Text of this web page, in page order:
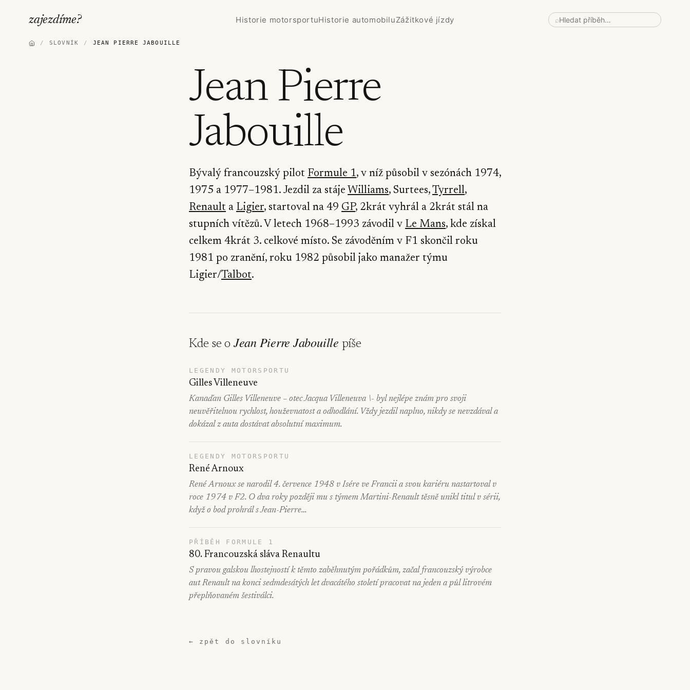
zajezdíme? Historie motorsportuHistorie automobiluZážitkové jízdy ⌕
/ SLOVNÍK / JEAN PIERRE JABOUILLE
Jean Pierre
Jabouille
Bývalý francouzský pilot Formule 1, v níž působil v sezónách 1974,
1975 a 1977–1981. Jezdil za stáje Williams, Surtees,Tyrrell,
Renault a Ligier, startoval na 49 GP, 2krát vyhrál a 2krát stál na
stupních vítězů. V letech 1968–1993 závodil v Le Mans, kde získal
celkem 4krát 3. celkové místo. Se závoděním v F1 skončil roku
1981 po zranění, roku 1982 působil jako manažer týmu
Ligier/Talbot.
Kde se o Jean Pierre Jabouille píše
LEGENDY MOTORSPORTU
Gilles Villeneuve
Kanaďan Gilles Villeneuve – otec Jacqua Villeneuva \- byl nejlépe znám pro svoji
neuvěřitelnou rychlost, houževnatost a odhodlání. Vždy jezdil naplno, nikdy se nevzdával a
dokázal z auta dostávat absolutní maximum.
LEGENDY MOTORSPORTU
René Arnoux
René Arnoux se narodil 4. července 1948 v Isére ve Francii a svou kariéru nastartoval v
roce 1974 v F2. O dva roky později mu s týmem Martini-Renault těsně unikl titul v sérii,
když o bod prohrál s Jean-Pierre…
PŘÍBĚH FORMULE 1
80. Francouzská sláva Renaultu
S pravou galskou lhostejností k těmto zaběhnutým pořádkům, začal francouzský výrobce
aut Renault na konci sedmdesátých let dvacátého století pracovat na jeden a půl litrovém
přeplňovaném šestiválci.
← zpět do slovníku